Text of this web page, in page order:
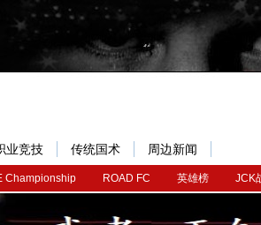
Championship ROAD FC 英雄榜 JCK
业竞技 传统国术 周边新闻